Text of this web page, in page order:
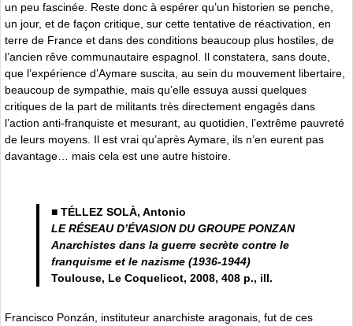
un peu fascinée. Reste donc à espérer qu’un historien se penche,
un jour, et de façon critique, sur cette tentative de réactivation, en
terre de France et dans des conditions beaucoup plus hostiles, de
l’ancien rêve communautaire espagnol. Il constatera, sans doute,
que l’expérience d’Aymare suscita, au sein du mouvement libertaire,
beaucoup de sympathie, mais qu’elle essuya aussi quelques
critiques de la part de militants très directement engagés dans
l’action anti-franquiste et mesurant, au quotidien, l’extrême pauvreté
de leurs moyens. Il est vrai qu’après Aymare, ils n’en eurent pas
davantage… mais cela est une autre histoire.
■ TÉLLEZ SOLÀ, Antonio
LE RÉSEAU D’ÉVASION DU GROUPE PONZAN
Anarchistes dans la guerre secrète contre le
franquisme et le nazisme (1936-1944)
Toulouse, Le Coquelicot, 2008, 408 p., ill.
Francisco Ponzán, instituteur anarchiste aragonais, fut de ces